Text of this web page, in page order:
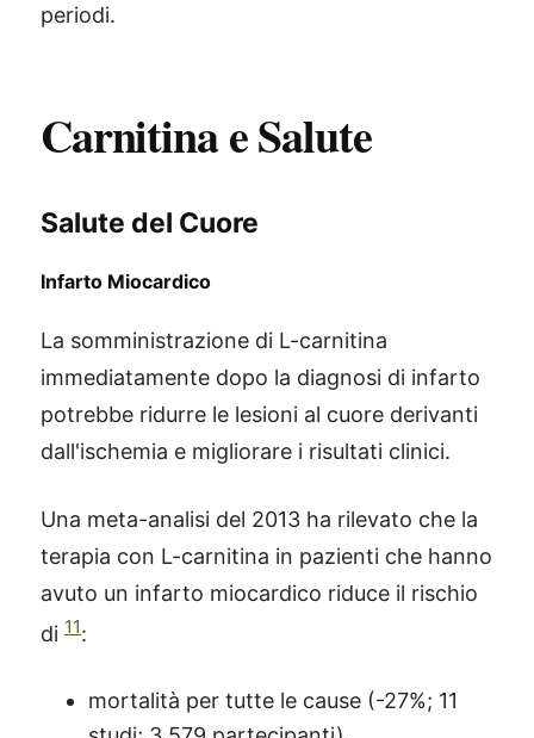
periodi.
Carnitina e Salute
Salute del Cuore
Infarto Miocardico
La somministrazione di L-carnitina
immediatamente dopo la diagnosi di infarto
potrebbe ridurre le lesioni al cuore derivanti
dall'ischemia e migliorare i risultati clinici.
Una meta-analisi del 2013 ha rilevato che la
terapia con L-carnitina in pazienti che hanno
avuto un infarto miocardico riduce il rischio
di 11:
mortalità per tutte le cause (-27%; 11